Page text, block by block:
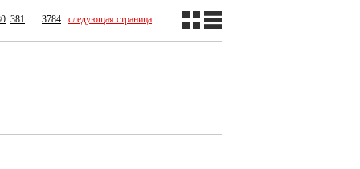
381 ... 3784 следующая страница